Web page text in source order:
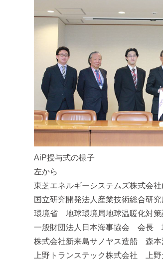
AiP授与式の様子
左から
東芝エネルギーシステムズ株式会
国立研究開発法人産業技術総合研
環境省 地球環境局地球温暖化対
一般財団法人日本海事協会 会長
株式会社新来島サノヤス造船 森本
上野トランステック株式会社 上